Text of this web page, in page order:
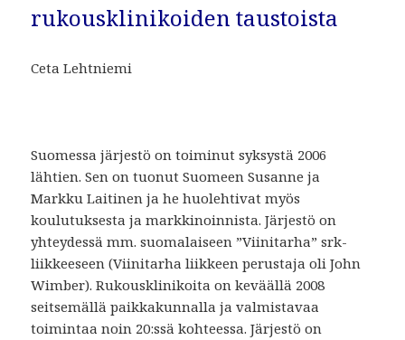
rukousklinikoiden taustoista
Ceta Lehtniemi
Suomessa järjestö on toiminut syksystä 2006
lähtien. Sen on tuonut Suomeen Susanne ja
Markku Laitinen ja he huolehtivat myös
koulutuksesta ja markkinoinnista. Järjestö on
yhteydessä mm. suomalaiseen ”Viinitarha” srk-
liikkeeseen (Viinitarha liikkeen perustaja oli John
Wimber). Rukousklinikoita on keväällä 2008
seitsemällä paikkakunnalla ja valmistavaa
toimintaa noin 20:ssä kohteessa. Järjestö on